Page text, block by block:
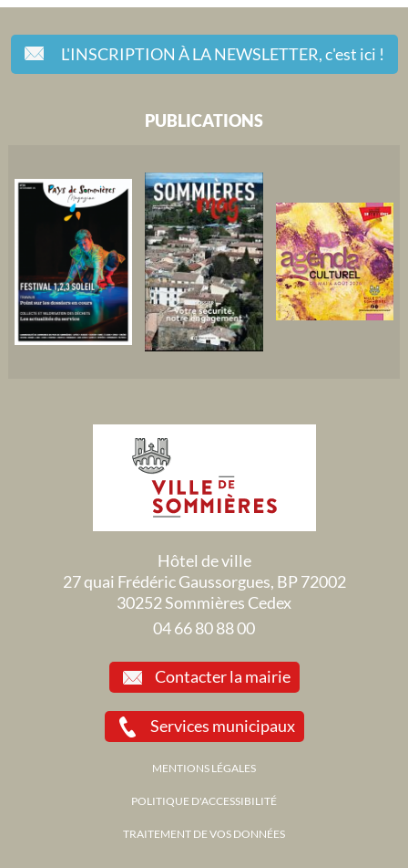
L'INSCRIPTION À LA NEWSLETTER,c'est ici !
PUBLICATIONS
Hôtel de ville
27 quai Frédéric Gaussorgues, BP 72002
30252 Sommières Cedex
04 66 80 88 00
Contacter la mairie
Services municipaux
MENTIONS LÉGALES
POLITIQUE D'ACCESSIBILITÉ
TRAITEMENT DE VOS DONNÉES